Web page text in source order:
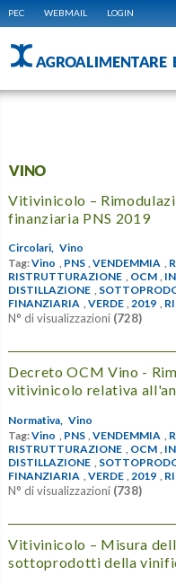
PEC WEBMAIL LOGIN
AGROALIMENTARE
VINO
Vitivinicolo –
finanziaria PNS 2019
Circolari, Vino
Tag:Vino , PNS ,VENDEMMIA ,
RISTRUTTURAZIONE , OCM ,
DISTILLAZIONE ,
FINANZIARIA , VERDE ,2019 ,
N° di visualizzazioni (728)
Decreto OCM Vino -
vitivinicolo relativa
Normativa, Vino
Tag:Vino PNS ,VENDEMMIA
RISTRUTTURAZIONE
OCM
DISTILLAZIONE
FINANZIARIA
VERDE 2019
N° di visualizzazioni (738)
Vitivinicolo – Misura
sottoprodotti della